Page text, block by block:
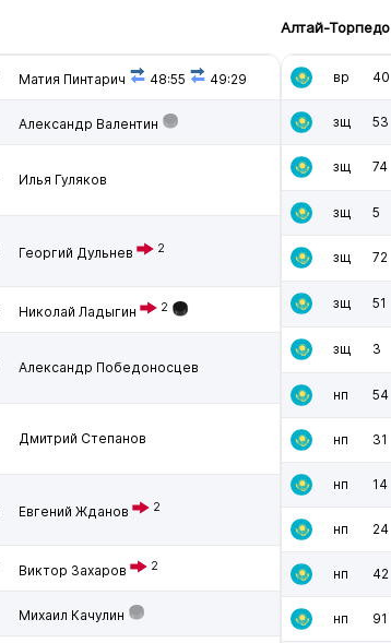
Матия Пинтарич 48:55 49:29
Александр Валентин
Илья Гуляков
Георгий Дульнев 2
Николай Ладыгин 2
Александр Победоносцев
Дмитрий Степанов
Евгений Жданов 2
Виктор Захаров 2
Михаил Качулин
Алтай-Торпедо
вр 40
зщ 53
зщ 74
зщ 5
зщ 72
зщ 51
зщ 3
нп 54
нп 31
нп 14
нп 24
нп 42
нп 91